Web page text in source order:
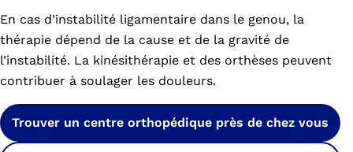
En cas d’instabilité ligamentaire dans le genou, la
thérapie dépend de la cause et de la gravité de
l’instabilité. La kinésithérapie et des orthèses peuvent
contribuer à soulager les douleurs.
Trouver un centre orthopédique près de chez vous